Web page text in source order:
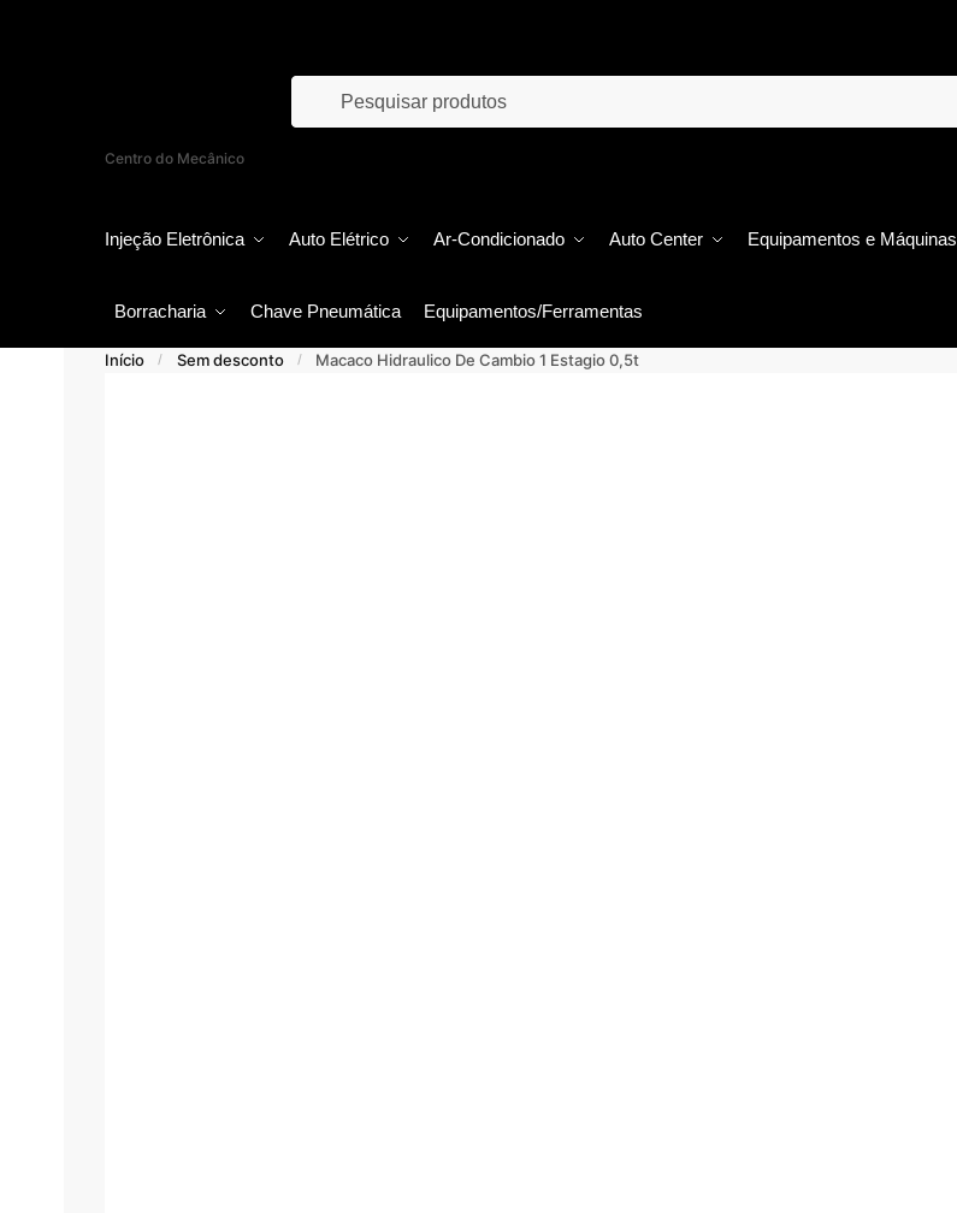
Centro do Mecânico
Injeção Eletrônica Auto Elétrico Ar-Condicionado Auto Center Equipamentos e Máquinas
Borracharia Chave Pneumática Equipamentos/Ferramentas
Início / Sem desconto / Macaco Hidraulico De Cambio 1 Estagio 0,5t